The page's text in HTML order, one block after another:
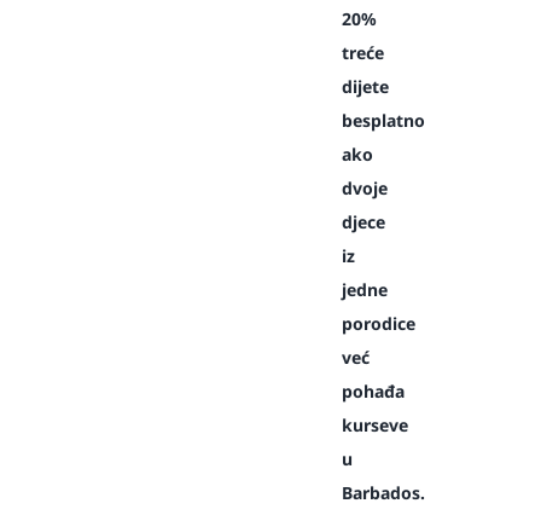
20%
treće
dijete
besplatno
ako
dvoje
djece
iz
jedne
porodice
već
pohađa
kurseve
u
Barbados.